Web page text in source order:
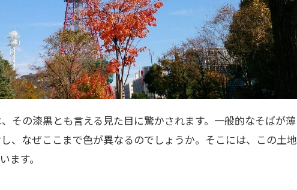
その漆黒とも言える見た目に驚かされます。一般的なそばが薄
、なぜここまで色が異なるのでしょうか。そこには、この土地
ます。